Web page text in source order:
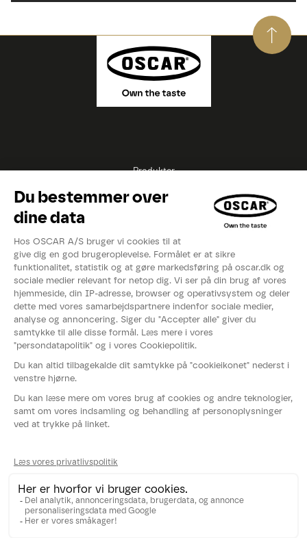
Produkter
Inspirationer
Videoer
Kataloger
Om OSCAR®
Nyheder
Events
Fødevarestyrelsens smiley-rapport
Whistleblowerordning
Persondatapolitik
Cookies